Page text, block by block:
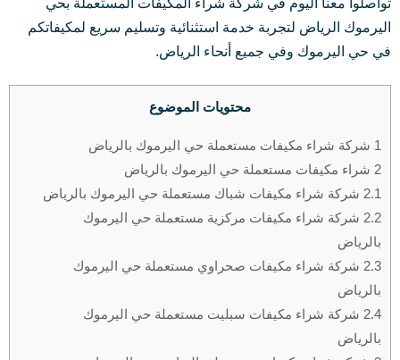
تواصلوا معنا اليوم في شركة شراء المكيفات المستعملة بحي
اليرموك الرياض لتجربة خدمة استثنائية وتسليم سريع لمكيفاتكم
في حي اليرموك وفي جميع أنحاء الرياض.
محتويات الموضوع
1شركة شراء مكيفات مستعملة حي اليرموك بالرياض
2شراء مكيفات مستعملة حي اليرموك بالرياض
2.1شركة شراء مكيفات شباك مستعملة حي اليرموك بالرياض
2.2شركة شراء مكيفات مركزية مستعملة حي اليرموك
بالرياض
2.3شركة شراء مكيفات صحراوي مستعملة حي اليرموك
بالرياض
2.4شركة شراء مكيفات سبليت مستعملة حي اليرموك
بالرياض